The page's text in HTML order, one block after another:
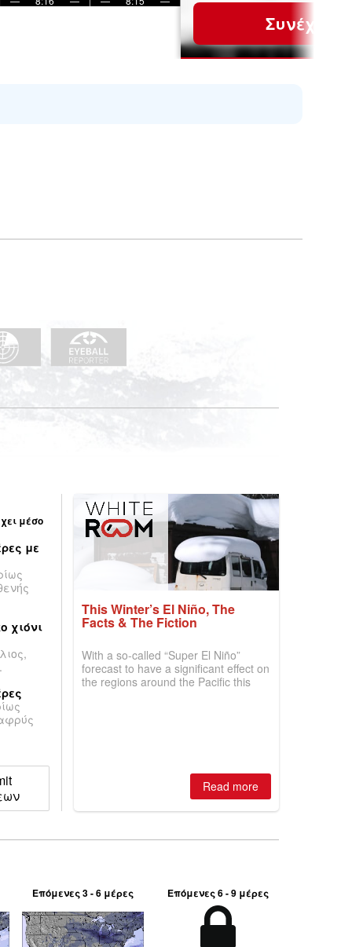
Συνέχεια
μέσο
με
χιόνι
This Winter’s El Niño, The
Facts & The Fiction
With a so-called “Super El Niño”
forecast to have a significant effect on
the regions around the Pacific this
Read more
Επόμενες 3 - 6 μέρες Επόμενες 6 - 9 μέρες